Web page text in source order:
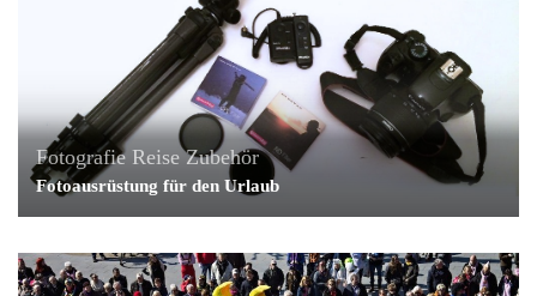
Fotografie Reise Zubehör
Fotoausrüstung für den Urlaub